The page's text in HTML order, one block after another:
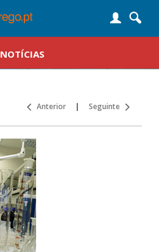
NOTÍCIAS
Anterior | Seguinte